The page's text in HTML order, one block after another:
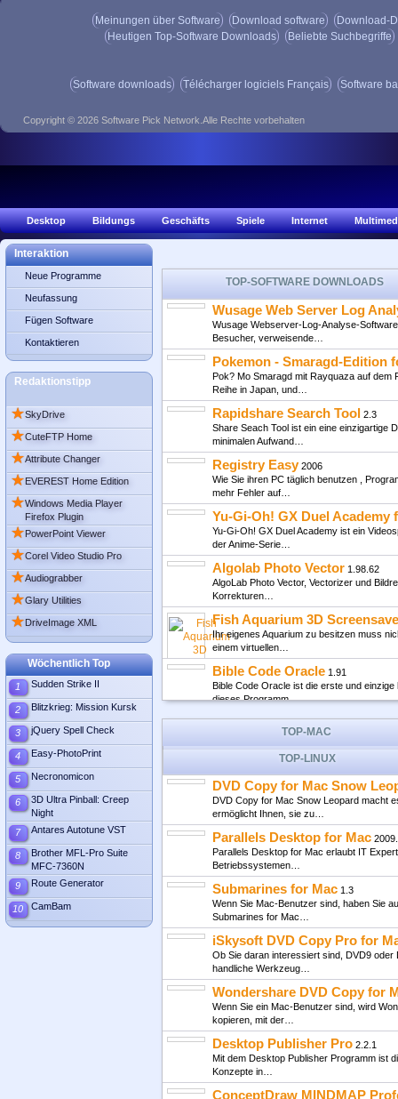
Meinungen über Software Download software
Download-
Heutigen Top-Software Downloads
Beliebte Suchbegriffe
Software downloads Télécharger logiciels Français Software
Copyright © 2026 Software Pick Network.Alle Rechte vorbehalten
Desktop Bildungs Geschäfts Spiele Internet
TOP-SOFTWARE DOWNLOADS
Wusage Web Server Log
Wusage Webserver-Log-Analyse-
Besucher, verweisende…
Pokemon - Smaragd-Edition
Pok? Mo Smaragd mit Rayquaza auf dem
Reihe in Japan, und…
Rapidshare Search Tool 2.3
Share Seach Tool ist ein eine einzigartige
minimalen Aufwand…
Registry Easy 2006
Wie Sie ihren PC täglich benutzen ,
mehr Fehler auf…
Yu-Gi-Oh! GX Duel Academy
Yu-Gi-Oh! GX Duel Academy ist ein
der Anime-Serie…
Algolab Photo Vector 1.98.62
AlgoLab Photo Vector, Vectorizer und
Korrekturen…
Fish Aquarium 3D
Ihr eigenes Aquarium zu besitzen muss
einem virtuellen…
Bible Code Oracle 1.91
Bible Code Oracle ist die erste und
dieses Programm…
lanview
LanView ist ein praktisches Tool für Sie,
Acoustica3.1
Sie können Acoustica verwenden, um
viele mehr, auf Ihrem…
Internet Download Manager
Internet Download Manager 5.1.1 build 2
Dateien Downloader,…
RollBack Rx Software -
Egal ob Sie in der IT Branche arbeiten
werden Sie Änderungen…
Cfont Pro2.2.0.15
Cfont Pro wurde entwickelt um System-,
Pro können…
Top-
TOP-MAC
TOP-LINUX
DVD Copy for Mac Snow
DVD Copy for Mac Snow Leopard macht
ermöglicht Ihnen, sie zu…
Parallels Desktop for Mac
Parallels Desktop for Mac erlaubt IT
Betriebssystemen…
Submarines for Mac 1.3
Wenn Sie Mac-Benutzer sind, haben Sie
Submarines for Mac…
iSkysoft DVD Copy Pro for
Ob Sie daran interessiert sind, DVD9
handliche Werkzeug…
Wondershare DVD Copy for
Wenn Sie ein Mac-Benutzer sind, wird
kopieren, mit der…
Desktop Publisher Pro 2.2.1
Mit dem Desktop Publisher Programm ist
Konzepte in…
ConceptDraw MINDMAP
Interaktion
Neue Programme
Neufassung
Fügen Software
Kontaktieren
Redaktionstipp
★SkyDrive
★CuteFTP Home
★Attribute Changer
★EVEREST Home Edition
★Windows Media Player
Firefox Plugin
★PowerPoint Viewer
★Corel Video Studio Pro
★Audiograbber
★Glary Utilities
★DriveImage XML
Wöchentlich Top
1 Sudden Strike II
2 Blitzkrieg: Mission Kursk
3 jQuery Spell Check
4 Easy-PhotoPrint
5 Necronomicon
6
3D Ultra Pinball: Creep
Night
7
Antares Autotune VST
8
Brother MFL-Pro Suite
MFC-7360N
9
Route Generator
10 CamBam